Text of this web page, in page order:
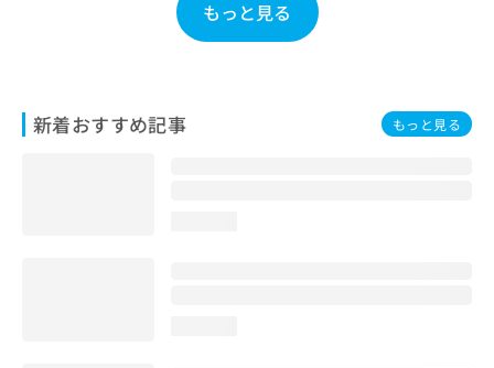
もっと見る
新着おすすめ記事 もっと見る
せ